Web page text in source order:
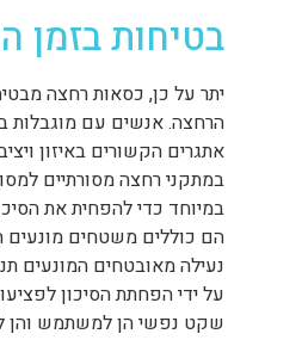
בטיחות בזמן
יתר על כן, כסאות רחצה
הרחצה. אנשים עם מוגבלות
אתגרים הקשורים באיזון
במתקני רחצה מסורתיים
במיוחד כדי להפחית את
הם כוללים משטחים מונעים
נעילה מאובטחים המונעים
על ידי הפחתת הסיכון
שקט נפשי הן למשתמש והן